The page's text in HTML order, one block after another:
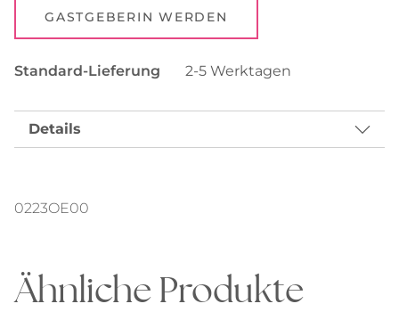
GASTGEBERIN WERDEN
Standard-Lieferung 2-5 Werktagen
Details
0223OE00
Ähnliche Produkte